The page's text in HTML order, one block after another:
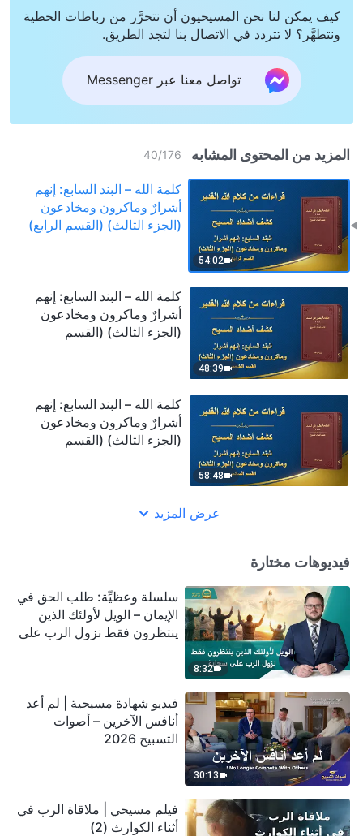
كيف يمكن لنا نحن المسيحيون أن نتحرَّر من رباطات الخطية
ونتطهَّر؟ لا تتردد في الاتصال بنا لتجد الطريق.
تواصل معنا عبر Messenger
المزيد من المحتوى المشابه 40/176
54:02
كلمة الله – البند السابع: إنهم
أشرارٌ وماكرون ومخادعون
(الجزء الثالث) (القسم الرابع)
48:39
كلمة الله – البند السابع: إنهم
أشرارٌ وماكرون ومخادعون
(الجزء الثالث) (القسم
58:48
كلمة الله – البند السابع: إنهم
أشرارٌ وماكرون ومخادعون
(الجزء الثالث) (القسم
عرض المزيد
فيديوهات مختارة
8:32
سلسلة وعظيِّة: طلب الحق في
الإيمان – الويل لأولئك الذين
ينتظرون فقط نزول الرب على
30:13
فيديو شهادة مسيحية | لم أعد
أنافس الآخرين – أصوات
التسبيح 2026
فيلم مسيحي | ملاقاة الرب في
أثناء الكوارث (2)